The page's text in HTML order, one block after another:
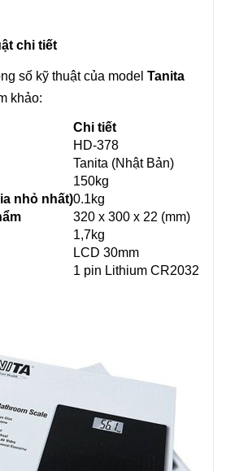
chi tiết
số kỹ thuật của model Tanita
khảo:
Chi tiết
HD-378
Tanita (Nhật Bản)
150kg
nhỏ nhất)0.1kg
320 x 300 x 22 (mm)
1,7kg
LCD 30mm
1 pin Lithium CR2032